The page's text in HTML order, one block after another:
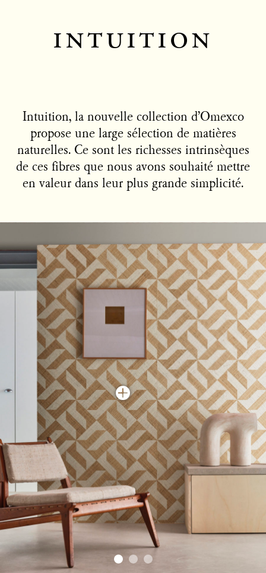
intuition
Intuition, la nouvelle collection d’Omexco
propose une large sélection de matières
naturelles. Ce sont les richesses intrinsèques
de ces fibres que nous avons souhaité mettre
en valeur dans leur plus grande simplicité.